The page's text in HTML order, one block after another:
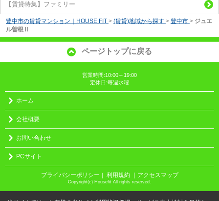
【賃貸特集】ファミリー
豊中市の賃貸マンション｜HOUSE FIT > (賃貸)地域から探す > 豊中市 > ジュエ
ル曽根Ⅱ
ページトップに戻る
営業時間:10:00～19:00
定休日:毎週水曜
ホーム
会社概要
お問い合わせ
PCサイト
プライバシーポリシー 利用規約 ｜アクセスマップ
Copyright(c) Housefit All rights reserved.